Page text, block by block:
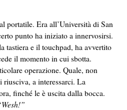
portatile. Era all’Università di San
punto ha iniziato a innervosirsi.
tastiera e il touchpad, ha avvertito
il momento in cui sbotta.
operazione. Quale, non
a interessarci. La
finché le è uscita dalla bocca.